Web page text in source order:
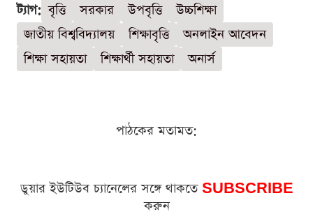
ট্যাগ: বৃত্তি সরকার উপবৃত্তি
উচ্চশিক্ষা
জাতীয় বিশ্ববিদ্যালয়
শিক্ষাবৃত্তি
অনলাইন আবেদন
শিক্ষা সহায়তা
শিক্ষার্থী সহায়তা অনার্স
পাঠকের মতামত:
ডুয়ার ইউটিউব চ্যানেলের সঙ্গে থাকতে SUBSCRIBE
করুন